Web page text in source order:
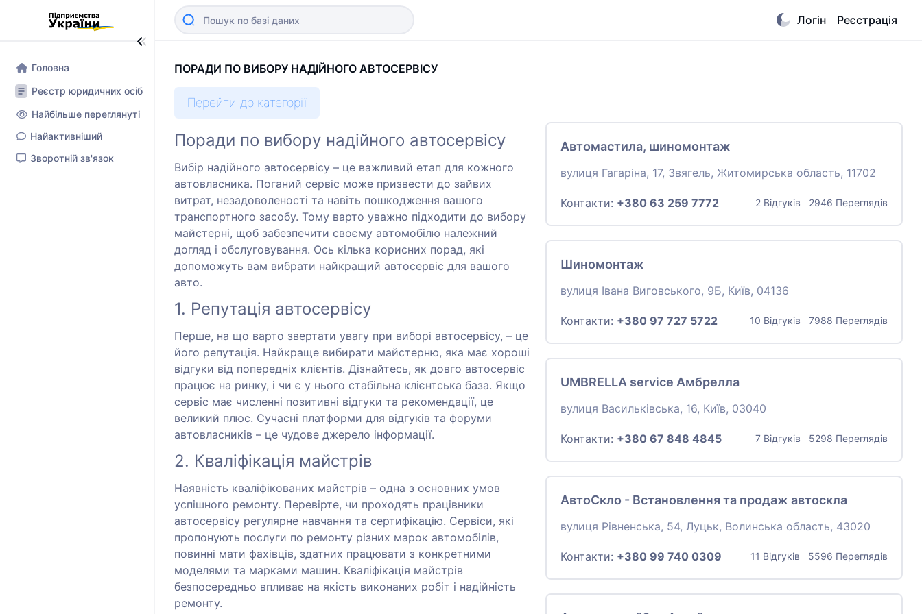
Головна
Реєстр юридичних осіб
Найбільше переглянуті
Найактивніший
Зворотній зв'язок
Логін Реєстрація
ПОРАДИ ПО ВИБОРУ НАДІЙНОГО АВТОСЕРВІСУ
Перейти до категорії
Поради по вибору надійного автосервісу
Вибір надійного автосервісу – це важливий етап для кожного
автовласника. Поганий сервіс може призвести до зайвих
витрат, незадоволеності та навіть пошкодження вашого
транспортного засобу. Тому варто уважно підходити до вибору
майстерні, щоб забезпечити своєму автомобілю належний
догляд і обслуговування. Ось кілька корисних порад, які
допоможуть вам вибрати найкращий автосервіс для вашого
авто.
1. Репутація автосервісу
Перше, на що варто звертати увагу при виборі автосервісу, – це
його репутація. Найкраще вибирати майстерню, яка має хороші
відгуки від попередніх клієнтів. Дізнайтесь, як довго автосервіс
працює на ринку, і чи є у нього стабільна клієнтська база. Якщо
сервіс має численні позитивні відгуки та рекомендації, це
великий плюс. Сучасні платформи для відгуків та форуми
автовласників – це чудове джерело інформації.
2. Кваліфікація майстрів
Наявність кваліфікованих майстрів – одна з основних умов
успішного ремонту. Перевірте, чи проходять працівники
автосервісу регулярне навчання та сертифікацію. Сервіси, які
пропонують послуги по ремонту різних марок автомобілів,
повинні мати фахівців, здатних працювати з конкретними
моделями та марками машин. Кваліфікація майстрів
безпосередньо впливає на якість виконаних робіт і надійність
ремонту.
Автомастила, шиномонтаж
вулиця Гагаріна, 17, Звягель, Житомирська область, 11702
Контакти: +380 63 259 7772 2 Відгуків 2946 Переглядів
Шиномонтаж
вулиця Івана Виговського, 9Б, Київ, 04136
Контакти: +380 97 727 5722 10 Відгуків 7988 Переглядів
UMBRELLA service Амбрелла
вулиця Васильківська, 16, Київ, 03040
Контакти: +380 67 848 4845 7 Відгуків 5298 Переглядів
АвтоСкло - Встановлення та продаж автоскла
вулиця Рівненська, 54, Луцьк, Волинська область, 43020
Контакти: +380 99 740 0309 11 Відгуків 5596 Переглядів